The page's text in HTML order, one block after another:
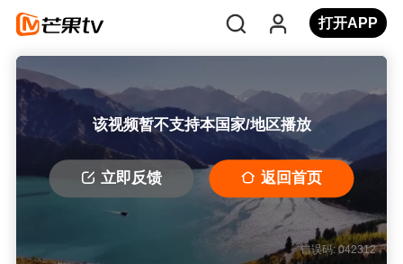
打开APP
该视频暂不支持本国家/地区播放
立即反馈 返回首页
错误码: 042312